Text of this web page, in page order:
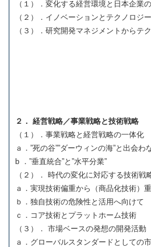
（１）．変化する経営環境と日本企業
（２）．イノベーションとテクノロジ
（３）．研究開発マネジメントからテ
２． 経営戦略／事業戦略と技術戦略
（１）．事業戦略と経営戦略の一体化
ａ．”死の谷””ダーウィンの海”と出会わ
b ．”垂直統合”と”水平分業”
（２）． 時代の変化に対応する技術戦
ａ．実現技術偏重から（商品化技術）
ｂ．独自技術の危険性と活用へ向けて
ｃ．コア技術とプラットホーム技術
（３）． 市場ベースの発想の開発活動
ａ．グローバルスタンダードとしての